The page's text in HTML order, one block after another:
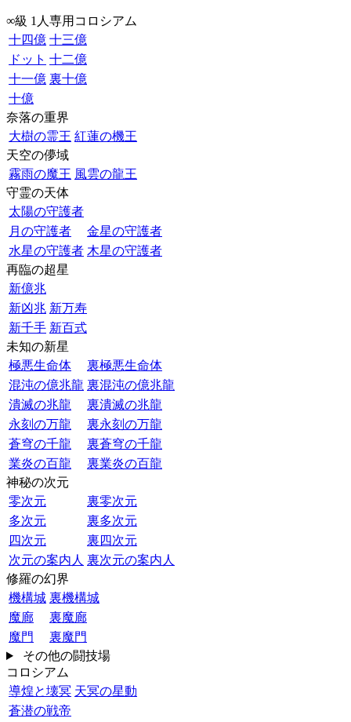
∞級 1人専用コロシアム
十四億 十三億
ドット 十二億
十一億 裏十億
十億
奈落の重界
大樹の霊王 紅蓮の機王
天空の儚域
霧雨の魔王 風雲の龍王
守霊の天体
太陽の守護者
月の守護者
金星の守護者
水星の守護者 木星の守護者
再臨の超星
新億兆
新凶兆 新万寿
新千手 新百式
未知の新星
極悪生命体
裏極悪生命体
混沌の億兆龍 裏混沌の億兆龍
潰滅の兆龍
裏潰滅の兆龍
永刻の万龍
裏永刻の万龍
蒼穹の千龍
裏蒼穹の千龍
業炎の百龍
裏業炎の百龍
神秘の次元
零次元
裏零次元
多次元
裏多次元
四次元
裏四次元
次元の案内人 裏次元の案内人
修羅の幻界
機構城 裏機構城
魔廊
裏魔廊
魔門
裏魔門
その他の闘技場
コロシアム
導煌と壊冥 天冥の星動
蒼潜の戦帝